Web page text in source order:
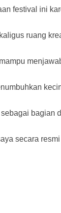
festival ini
ruang
bagian
secara